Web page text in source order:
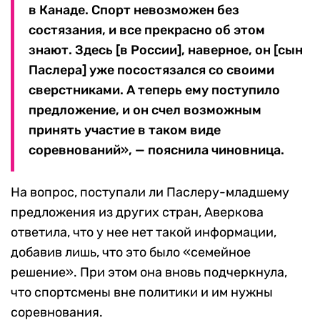
в Канаде. Спорт невозможен без
состязания, и все прекрасно об этом
знают. Здесь [в России], наверное, он [сын
Паслера] уже посостязался со своими
сверстниками. А теперь ему поступило
предложение, и он счел возможным
принять участие в таком виде
соревнований», — пояснила чиновница.
На вопрос, поступали ли Паслеру-младшему
предложения из других стран, Аверкова
ответила, что у нее нет такой информации,
добавив лишь, что это было «семейное
решение». При этом она вновь подчеркнула,
что спортсмены вне политики и им нужны
соревнования.